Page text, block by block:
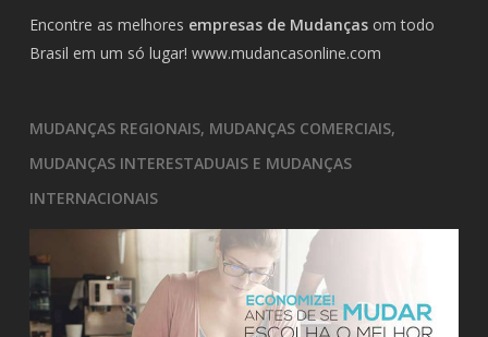
Encontre as melhores empresas de Mudançasom todo
Brasil em um só lugar! www.mudancasonline.com
MUDANÇAS REGIONAIS, MUDANÇAS COMERCIAIS,
MUDANÇAS INTERESTADUAIS E MUDANÇAS
INTERNACIONAIS